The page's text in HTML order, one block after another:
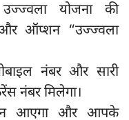
योजना की
ऑप्शन “उज्ज्वला
नंबर और सारी
नंबर मिलेगा।
आएगा और आपके